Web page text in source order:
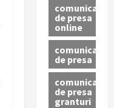
comunicat
de presa
online
comunicate
de presa
comunicate
de presa
granturi